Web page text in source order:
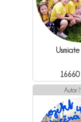
Autor: